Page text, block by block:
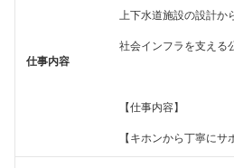
仕事内容
上下水道施設の設計か
社会インフラを支える
【仕事内容】
【キホンから丁寧に